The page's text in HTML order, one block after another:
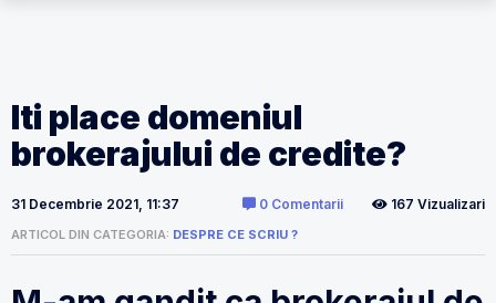
Iti place domeniul
brokerajului de credite?
31 Decembrie 2021, 11:37 0 Comentarii 167 Vizualizari
ARTICOL DIN CATEGORIA: DESPRE CE SCRIU ?